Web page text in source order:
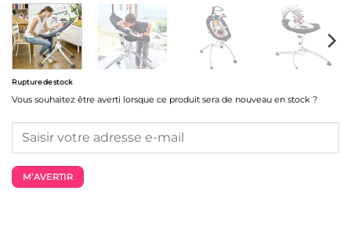
Rupture de stock
Vous souhaitez être averti lorsque ce produit sera de nouveau en stock ?
M’AVERTIR